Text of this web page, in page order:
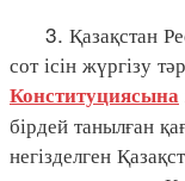
3. Қазақстан
сот ісін жүргізу
Конституциясына
бірдей танылған
негізделген